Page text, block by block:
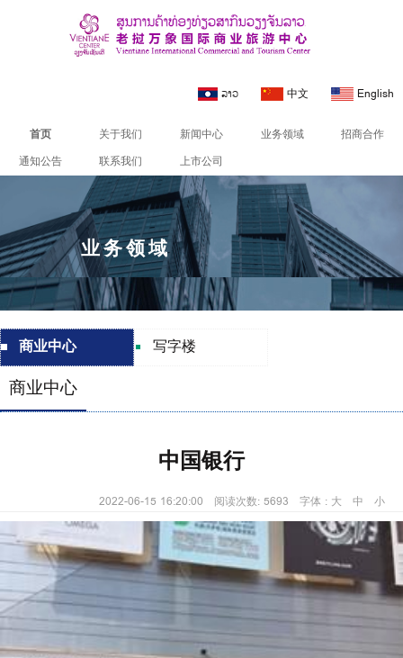
ລາວ 中文 English
首页 关于我们 新闻中心 业务领域
招商合作
通知公告
联系我们 上市公司
业务领域
商业中心 写字楼
商业中心
中国银行
2022-06-15 16:20:00 阅读次数: 5693 字体 : 大 中 小